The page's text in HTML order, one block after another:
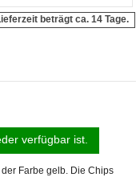
beträgt ca. 14 Tage.
verfügbar ist.
Farbe gelb. Die Chips